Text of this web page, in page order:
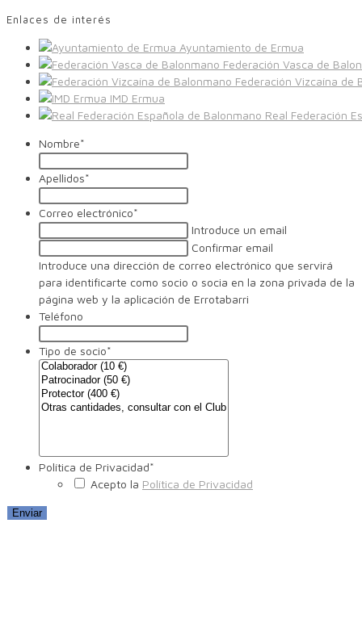
Enlaces de interés
Ayuntamiento de Ermua
Federación Vasca de
Federación Vizcaína de
IMD Ermua
Real Federación
Nombre*
Apellidos*
Correo electrónico*
Introduce un email
Confirmar email
Introduce una dirección de correo electrónico que servirá
para identificarte como socio o socia en la zona privada de la
página web y la aplicación de Errotabarri
Teléfono
Tipo de socio*
Política de Privacidad*
Acepto la Política de Privacidad